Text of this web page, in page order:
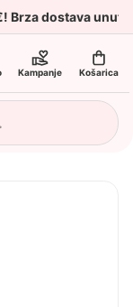
Brza dostava
Kampanje Košarica